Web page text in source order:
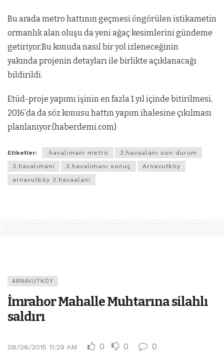
Bu arada metro hattının geçmesi öngörülen istikametin
ormanlık alan oluşu da yeni ağaç kesimlerini gündeme
getiriyor.Bu konuda nasıl bir yol izleneceğinin
yakında projenin detayları ile birlikte açıklanacağı
bildirildi.
Etüd-proje yapımı işinin en fazla 1 yıl içinde bitirilmesi,
2016’da da söz konusu hattın yapım ihalesine çıkılması
planlanıyor.(haberdemi.com)
Etiketler: .havalimanı metro
3.havaalanı son durum
3.havalimanı
3.havalimanı sonuç
Arnavutköy
arnavutköy 3.havaalanı
ARNAVUTKÖY
İmrahor Mahalle Muhtarına silahlı
saldırı
08/08/2015 11:29 AM 0 0 0